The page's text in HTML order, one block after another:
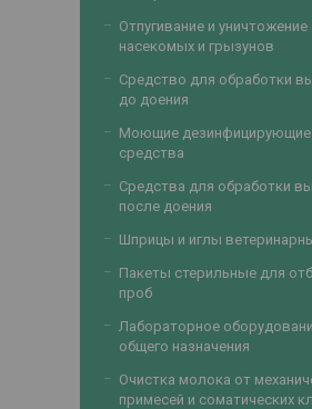
Отпугивание и уничтожение
насекомых и грызунов
Средство для обработки
до доения
Моющие дезинфицирующие
средства
Средства для обработки
после доения
Шприцы и иглы
Пакеты стерильные для
проб
Лабораторное
общего назначения
Очистка молока от
примесей и соматических